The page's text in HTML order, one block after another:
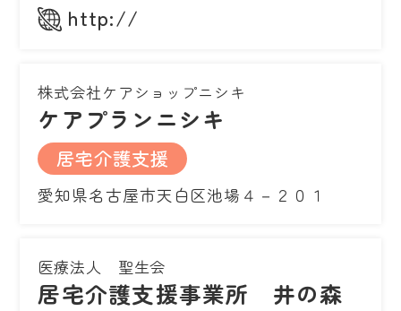
http://
株式会社ケアショップニシキ
ケアプランニシキ
居宅介護支援
愛知県名古屋市天白区池場４－２０１
医療法人 聖生会
居宅介護支援事業所 井の森